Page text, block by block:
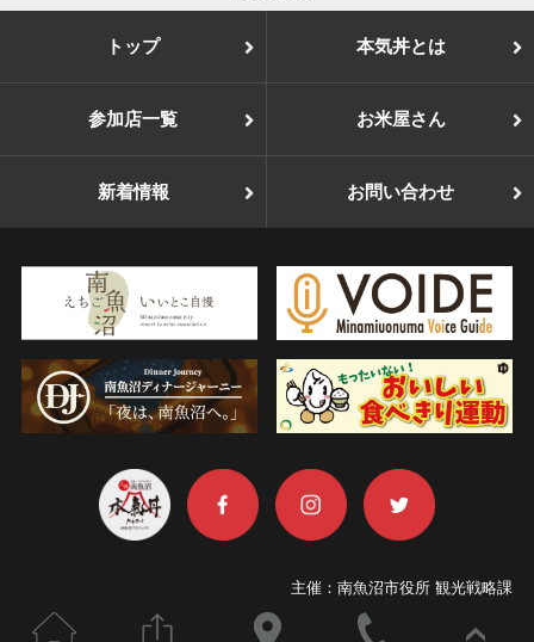
トップ 本気丼とは
参加店一覧 お米屋さん
新着情報 お問い合わせ
主催：南魚沼市役所 観光戦略課
ホーム このページをシェアする
お店の場所